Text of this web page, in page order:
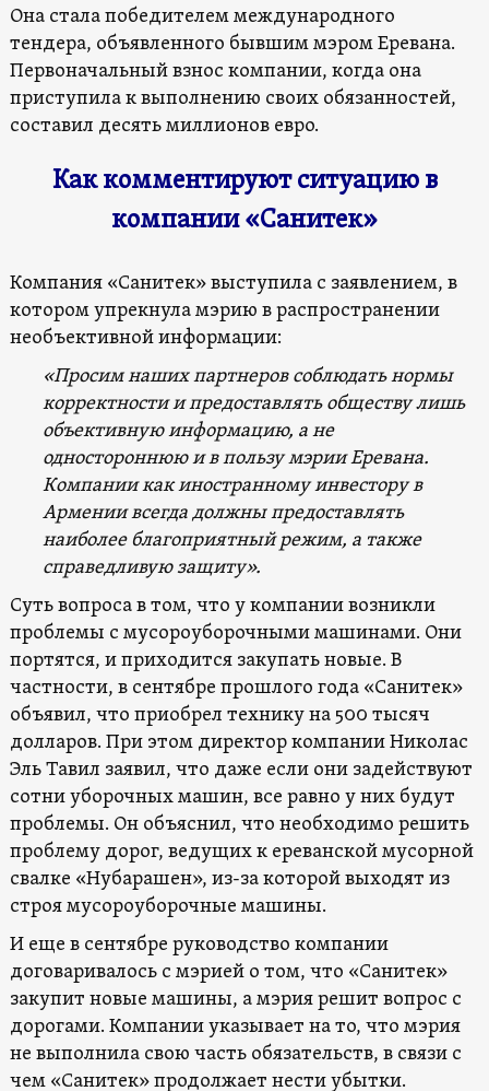
Она стала победителем международного
тендера, объявленного бывшим мэром Еревана.
Первоначальный взнос компании, когда она
приступила к выполнению своих обязанностей,
составил десять миллионов евро.
Как комментируют ситуацию в
компании «Санитек»
Компания «Санитек» выступила с заявлением, в
котором упрекнула мэрию в распространении
необъективной информации:
«Просим наших партнеров соблюдать нормы
корректности и предоставлять обществу лишь
объективную информацию, а не
одностороннюю и в пользу мэрии Еревана.
Компании как иностранному инвестору в
Армении всегда должны предоставлять
наиболее благоприятный режим, а также
справедливую защиту».
Суть вопроса в том, что у компании возникли
проблемы с мусороуборочными машинами. Они
портятся, и приходится закупать новые. В
частности, в сентябре прошлого года «Санитек»
объявил, что приобрел технику на 500 тысяч
долларов. При этом директор компании Николас
Эль Тавил заявил, что даже если они задействуют
сотни уборочных машин, все равно у них будут
проблемы. Он объяснил, что необходимо решить
проблему дорог, ведущих к ереванской мусорной
свалке «Нубарашен», из-за которой выходят из
строя мусороуборочные машины.
И еще в сентябре руководство компании
договаривалось с мэрией о том, что «Санитек»
закупит новые машины, а мэрия решит вопрос с
дорогами. Компании указывает на то, что мэрия
не выполнила свою часть обязательств, в связи с
чем «Санитек» продолжает нести убытки.